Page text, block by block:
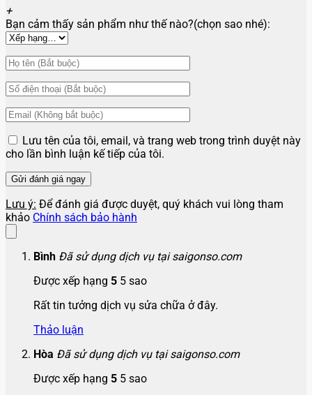
+
Bạn cảm thấy sản phẩm như thế nào?(chọn sao nhé):
Lưu tên của tôi, email, và trang web trong trình duyệt này
cho lần bình luận kế tiếp của tôi.
Lưu ý: Để đánh giá được duyệt, quý khách vui lòng tham
khảo Chính sách bảo hành
Bình Đã sử dụng dịch vụ tại saigonso.com
Được xếp hạng 5 5 sao
Rất tin tưởng dịch vụ sửa chữa ở đây.
Thảo luận
Hòa Đã sử dụng dịch vụ tại saigonso.com
Được xếp hạng 5 5 sao